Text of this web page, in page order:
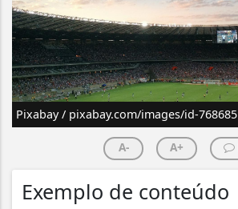
Pixabay / pixabay.com/images/id-768685
A- A+
Exemplo de conteúdo